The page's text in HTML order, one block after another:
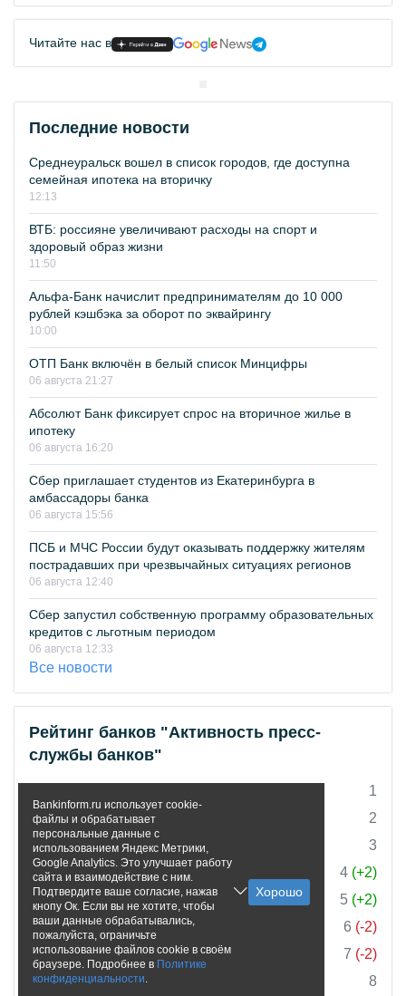
Читайте нас в
Последние новости
Среднеуральск вошел в список городов, где доступна
семейная ипотека на вторичку
12:13
ВТБ: россияне увеличивают расходы на спорт и
здоровый образ жизни
11:50
Альфа-Банк начислит предпринимателям до 10 000
рублей кэшбэка за оборот по эквайрингу
10:00
ОТП Банк включён в белый список Минцифры
06 августа 21:27
Абсолют Банк фиксирует спрос на вторичное жилье в
ипотеку
06 августа 16:20
Сбер приглашает студентов из Екатеринбурга в
амбассадоры банка
06 августа 15:56
ПСБ и МЧС России будут оказывать поддержку жителям
пострадавших при чрезвычайных ситуациях регионов
06 августа 12:40
Сбер запустил собственную программу образовательных
кредитов с льготным периодом
06 августа 12:33
Все новости
Рейтинг банков "Активность пресс-
службы банков"
1
ВТБ
2
ББР Банк
3
УБРиР
4 (+2)
Банк ПСБ
5 (+2)
Альфа-Банк
6 (-2)
Россельхозбанк
7 (-2)
Банк Инго
8
Bankinform.ru использует cookie-
файлы и обрабатывает
персональные данные с
использованием Яндекс Метрики,
Google Analytics. Это улучшает работу
сайта и взаимодействие с ним.
Подтвердите ваше согласие, нажав
кнопу Ок. Если вы не хотите, чтобы
ваши данные обрабатывались,
пожалуйста, ограничьте
использование файлов cookie в своём
браузере. Подробнее в Политике
конфиденциальности.